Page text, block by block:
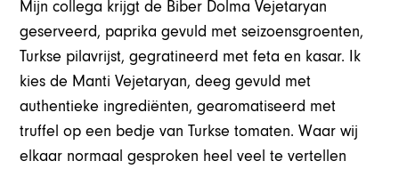
Mijn collega krijgt de Biber Dolma Vejetaryan
geserveerd, paprika gevuld met seizoensgroenten,
Turkse pilavrijst, gegratineerd met feta en kasar. Ik
kies de Manti Vejetaryan, deeg gevuld met
authentieke ingrediënten, gearomatiseerd met
truffel op een bedje van Turkse tomaten. Waar wij
elkaar normaal gesproken heel veel te vertellen